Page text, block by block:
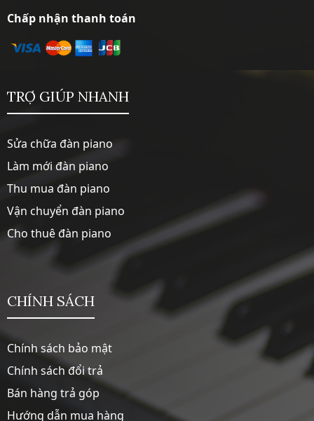
Chấp nhận thanh toán
TRỢ GIÚP NHANH
Sửa chữa đàn piano
Làm mới đàn piano
Thu mua đàn piano
Vận chuyển đàn piano
Cho thuê đàn piano
CHÍNH SÁCH
Chính sách bảo mật
Chính sách đổi trả
Bán hàng trả góp
Hướng dẫn mua hàng